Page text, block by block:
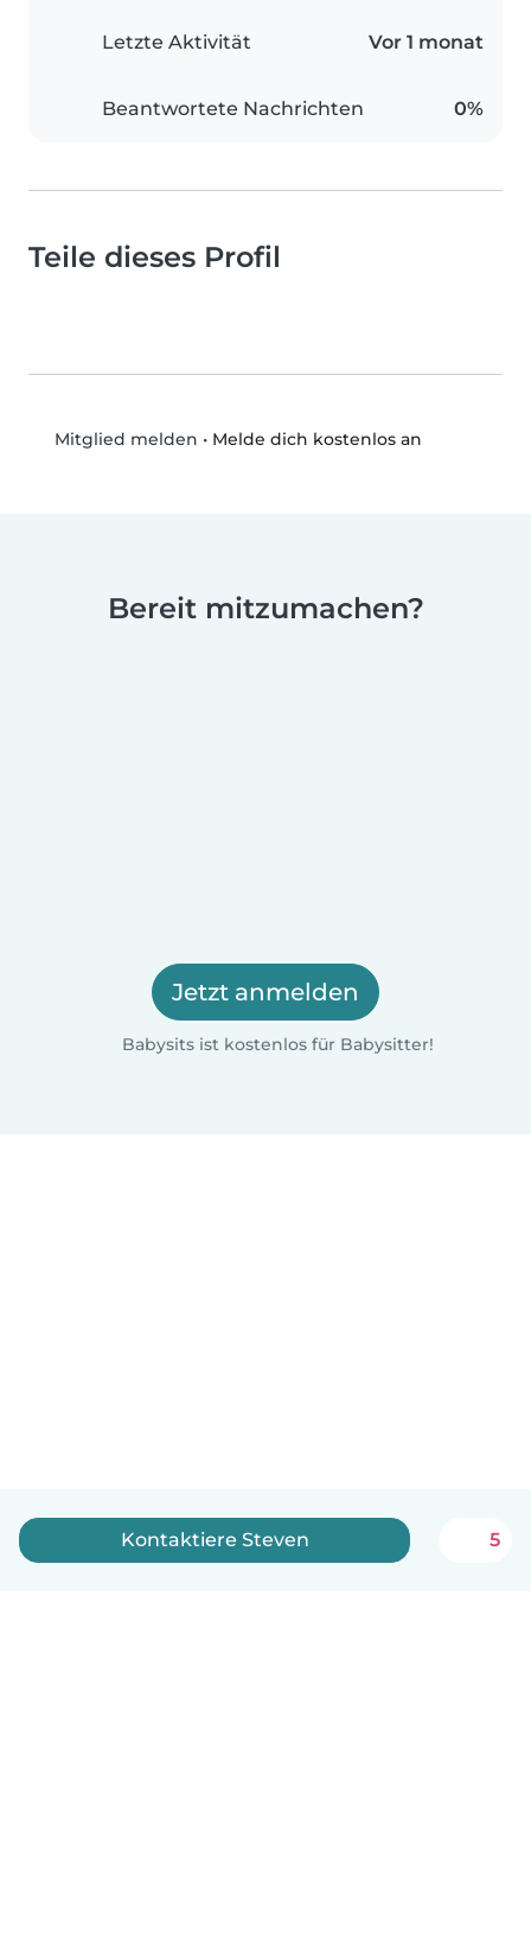
Letzte Aktivität Vor 1 monat
Beantwortete Nachrichten 0%
Teile dieses Profil
Mitglied melden • Melde dich kostenlos an
Bereit mitzumachen?
Jetzt anmelden
Babysits ist kostenlos für Babysitter!
Kontaktiere Steven 5